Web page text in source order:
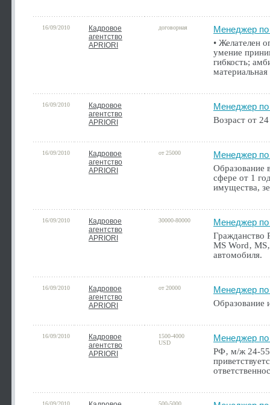
16/09/2010
Кадровое
агентство
APRIORI
договорная
Менеджер
• Желателен
умение
гибкость;
16/09/2010
Кадровое
агентство
APRIORI
Менеджер
Возраст от
16/09/2010
Кадровое
агентство
APRIORI
от 25000
Менеджер
Образование
сфере от 1
имущества,
16/09/2010
Кадровое
агентство
APRIORI
30000-80000
Менеджер по
Гражданство
MS Word‚
автомобиля.
16/09/2010
Кадровое
агентство
APRIORI
от 20000
Менеджер по
Образование
16/09/2010
Кадровое
агентство
APRIORI
1500-4000
USD
Менеджер по
РФ‚ м/ж 24-
16/09/2010 500-5000